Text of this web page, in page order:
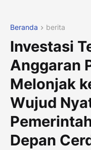
Beranda berita
Investasi
Anggaran
Melonjak
Wujud
Depan